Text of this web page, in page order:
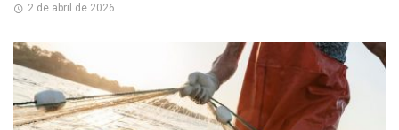
2 de abril de 2026